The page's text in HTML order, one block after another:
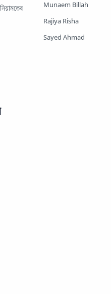
Munaem Billah
Rajiya Risha
Sayed Ahmad